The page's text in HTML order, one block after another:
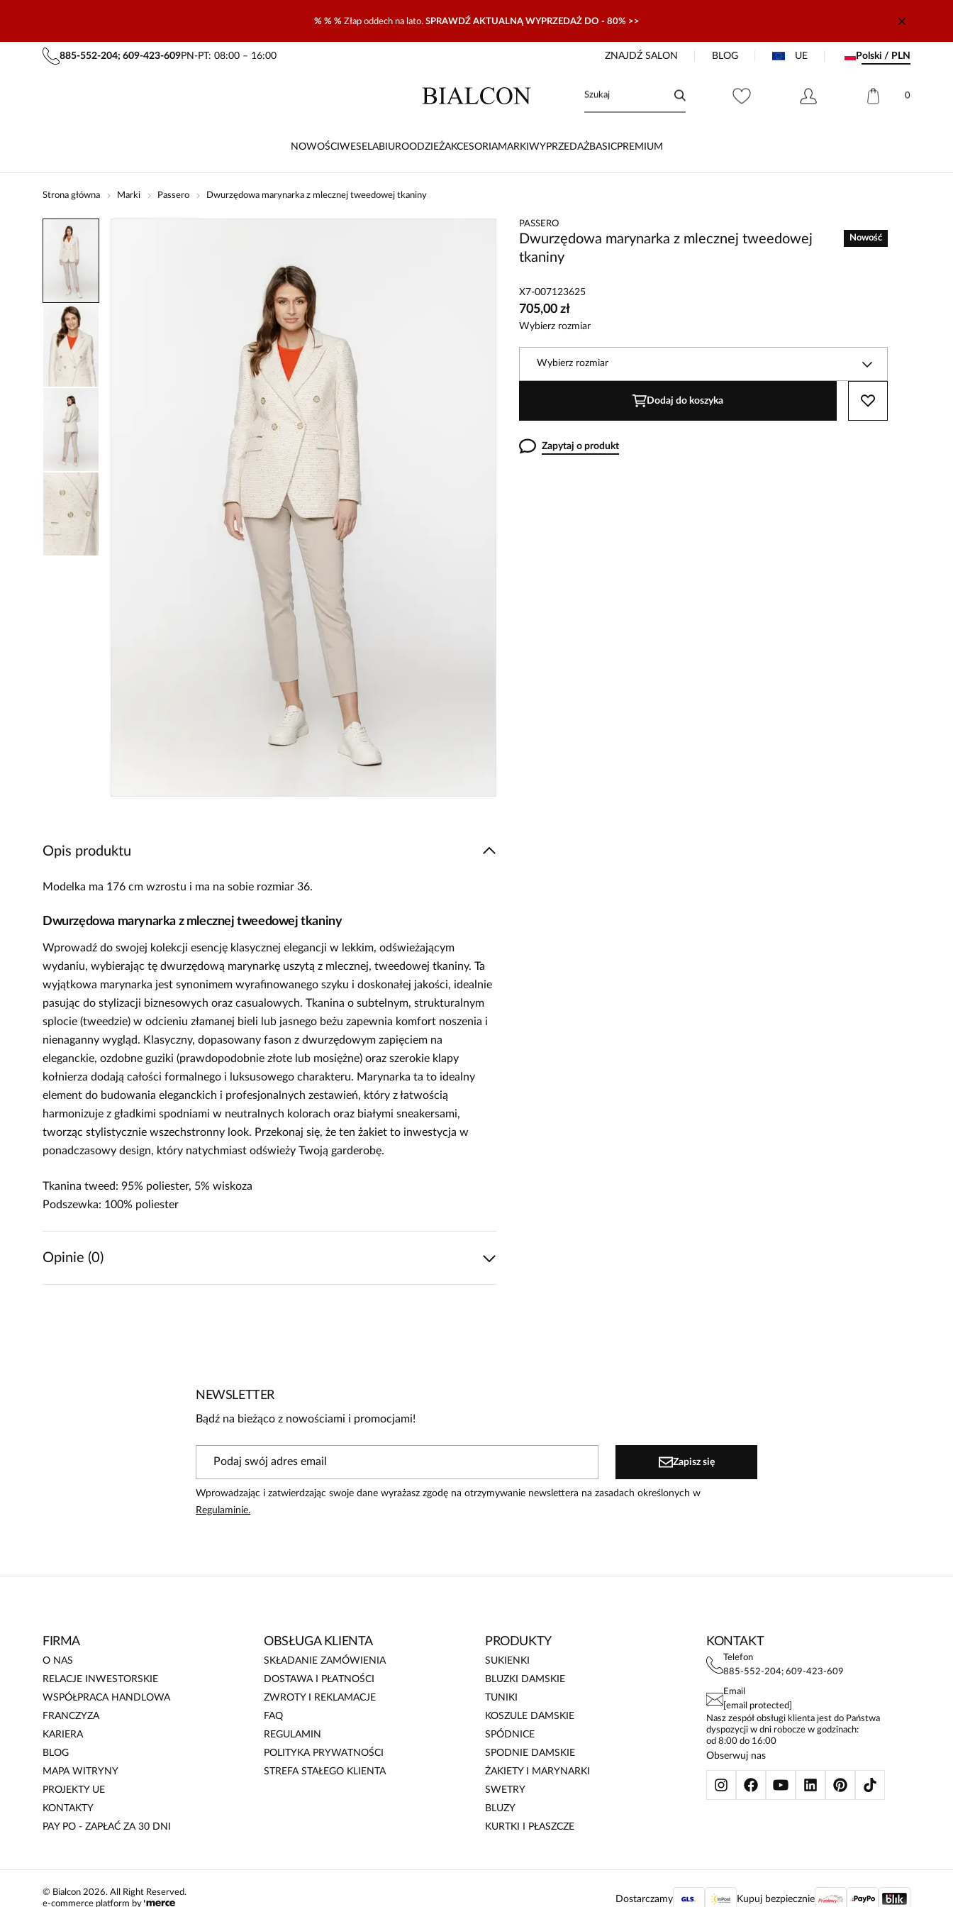
% % % Złap oddech na lato. SPRAWDŹ AKTUALNĄ WYPRZEDAŻ DO - 80% >>
885-552-204; 609-423-609PN-PT: 08:00 – 16:00 ZNAJDŹ SALON BLOG UE Polski / PLN
0
NOWOŚCI WESELABIUROODZIEŻAKCESORIAMARKI WYPRZEDAŻBASICPREMIUM
Strona główna Marki Passero Dwurzędowa marynarka z mlecznej tweedowej tkaniny
PASSERO
Dwurzędowa marynarka z mlecznej tweedowej
tkaniny
Nowość
X7-007123625
705,00 zł
Wybierz rozmiar
Wybierz rozmiar
Dodaj do koszyka
Zapytaj o produkt
Opis produktu
Modelka ma 176 cm wzrostu i ma na sobie rozmiar 36.
Dwurzędowa marynarka z mlecznej tweedowej tkaniny
Wprowadź do swojej kolekcji esencję klasycznej elegancji w lekkim, odświeżającym
wydaniu, wybierając tę dwurzędową marynarkę uszytą z mlecznej, tweedowej tkaniny. Ta
wyjątkowa marynarka jest synonimem wyrafinowanego szyku i doskonałej jakości, idealnie
pasując do stylizacji biznesowych oraz casualowych. Tkanina o subtelnym, strukturalnym
splocie (tweedzie) w odcieniu złamanej bieli lub jasnego beżu zapewnia komfort noszenia i
nienaganny wygląd. Klasyczny, dopasowany fason z dwurzędowym zapięciem na
eleganckie, ozdobne guziki (prawdopodobnie złote lub mosiężne) oraz szerokie klapy
kołnierza dodają całości formalnego i luksusowego charakteru. Marynarka ta to idealny
element do budowania eleganckich i profesjonalnych zestawień, który z łatwością
harmonizuje z gładkimi spodniami w neutralnych kolorach oraz białymi sneakersami,
tworząc stylistycznie wszechstronny look. Przekonaj się, że ten żakiet to inwestycja w
ponadczasowy design, który natychmiast odświeży Twoją garderobę.
Tkanina tweed: 95% poliester, 5% wiskoza
Podszewka: 100% poliester
Opinie (0)
NEWSLETTER
Bądź na bieżąco z nowościami i promocjami!
Zapisz się
Wprowadzając i zatwierdzając swoje dane wyrażasz zgodę na otrzymywanie newslettera na zasadach określonych w
Regulaminie.
FIRMA
O NAS
RELACJE INWESTORSKIE
WSPÓŁPRACA HANDLOWA
FRANCZYZA
KARIERA
BLOG
MAPA WITRYNY
PROJEKTY UE
KONTAKTY
PAY PO - ZAPŁAĆ ZA 30 DNI
OBSŁUGA KLIENTA
SKŁADANIE ZAMÓWIENIA
DOSTAWA I PŁATNOŚCI
ZWROTY I REKLAMACJE
FAQ
REGULAMIN
POLITYKA PRYWATNOŚCI
STREFA STAŁEGO KLIENTA
PRODUKTY
SUKIENKI
BLUZKI DAMSKIE
TUNIKI
KOSZULE DAMSKIE
SPÓDNICE
SPODNIE DAMSKIE
ŻAKIETY I MARYNARKI
SWETRY
BLUZY
KURTKI I PŁASZCZE
KONTAKT
Telefon
885-552-204; 609-423-609
Email
[email protected]
Nasz zespół obsługi klienta jest do Państwa
dyspozycji w dni robocze w godzinach:
od 8:00 do 16:00
Obserwuj nas
© Bialcon 2026. All Right Reserved.
e-commerce platform by
Dostarczamy Kupuj bezpiecznie